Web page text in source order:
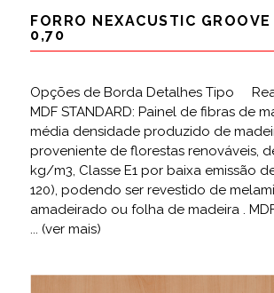
FORRO NEXACUSTIC
0,70
Opções de Borda Detalhes Tipo
MDF STANDARD: Painel de fibras de
média densidade produzido de
proveniente de florestas renováveis,
kg/m3, Classe E1 por baixa emissão
120), podendo ser revestido de
amadeirado ou folha de madeira . MDF
... (ver mais)